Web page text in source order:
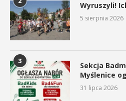
Wyruszyli!
5 sierpnia 2026
3
Sekcja
Myślenice
31 lipca 2026